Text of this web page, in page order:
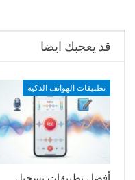
قد يعجبك ايضا
تطبيقات الهواتف الذكية